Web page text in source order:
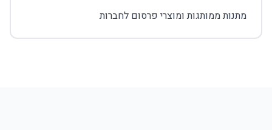
מתנות ממותגות ומוצרי פרסום לחברות